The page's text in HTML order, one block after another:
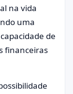
na vida
uma
de
financeiras